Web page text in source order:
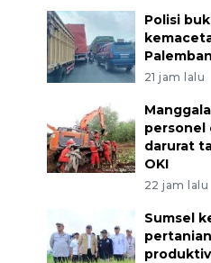
Polisi
21 jam lalu
personel
darurat
OKI
22 jam lalu
Sumsel